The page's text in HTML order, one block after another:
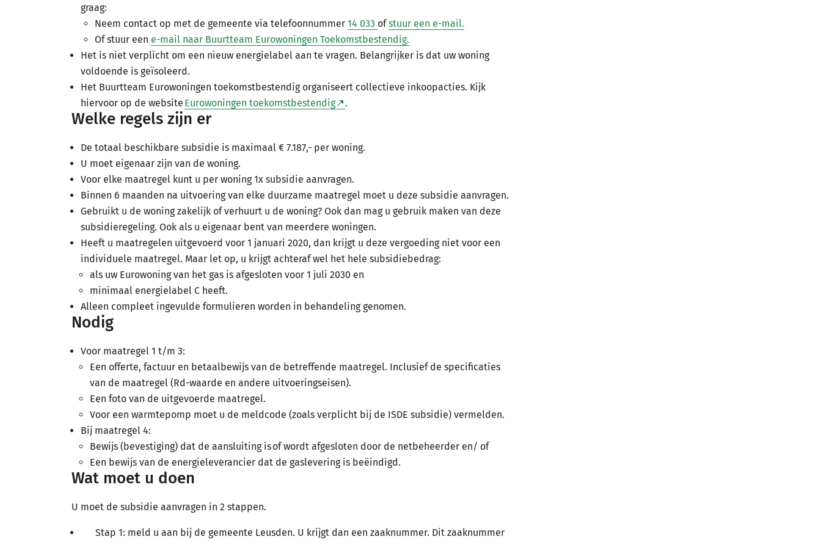
graag:
Neem contact op met de gemeente via telefoonnummer 14 033 ofstuur een e-mail.
Of stuur een e-mail naar Buurtteam Eurowoningen Toekomstbestendig.
Het is niet verplicht om een nieuw energielabel aan te vragen. Belangrijker is dat uw woning
voldoende is geïsoleerd.
Het Buurtteam Eurowoningen toekomstbestendig organiseert collectieve inkoopacties. Kijk
hiervoor op de website Eurowoningen toekomstbestendig .
Welke regels zijn er
De totaal beschikbare subsidie is maximaal € 7.187,- per woning.
U moet eigenaar zijn van de woning.
Voor elke maatregel kunt u per woning 1x subsidie aanvragen.
Binnen 6 maanden na uitvoering van elke duurzame maatregel moet u deze subsidie aanvragen.
Gebruikt u de woning zakelijk of verhuurt u de woning? Ook dan mag u gebruik maken van deze
subsidieregeling. Ook als u eigenaar bent van meerdere woningen.
Heeft u maatregelen uitgevoerd voor 1 januari 2020, dan krijgt u deze vergoeding niet voor een
individuele maatregel. Maar let op, u krijgt achteraf wel het hele subsidiebedrag:
als uw Eurowoning van het gas is afgesloten voor 1 juli 2030 en
minimaal energielabel C heeft.
Alleen compleet ingevulde formulieren worden in behandeling genomen.
Nodig
Voor maatregel 1 t/m 3:
Een offerte, factuur en betaalbewijs van de betreffende maatregel. Inclusief de specificaties
van de maatregel (Rd-waarde en andere uitvoeringseisen).
Een foto van de uitgevoerde maatregel.
Voor een warmtepomp moet u de meldcode (zoals verplicht bij de ISDE subsidie) vermelden.
Bij maatregel 4:
Bewijs (bevestiging) dat de aansluiting is of wordt afgesloten door de netbeheerder en/ of
Een bewijs van de energieleverancier dat de gaslevering is beëindigd.
Wat moet u doen
U moet de subsidie aanvragen in 2 stappen.
Stap 1: meld u aan bij de gemeente Leusden. U krijgt dan een zaaknummer. Dit zaaknummer